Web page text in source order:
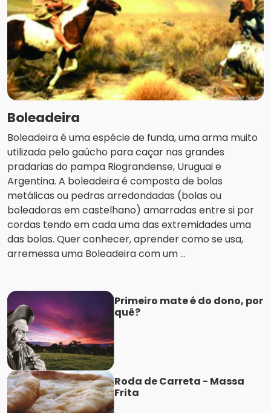
Boleadeira
Boleadeira é uma espécie de funda, uma arma muito
utilizada pelo gaúcho para caçar nas grandes
pradarias do pampa Riograndense, Uruguai e
Argentina. A boleadeira é composta de bolas
metálicas ou pedras arredondadas (bolas ou
boleadoras em castelhano) amarradas entre si por
cordas tendo em cada uma das extremidades uma
das bolas. Quer conhecer, aprender como se usa,
arremessa uma Boleadeira com um ...
Primeiro mate é do dono, por
quê?
Roda de Carreta - Massa
Frita